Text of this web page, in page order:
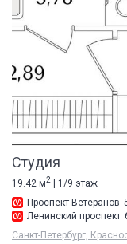
Студия
19.42 м2 | 1/9 этаж
Проспект Ветеранов
Ленинский проспект
Санкт-Петербург,